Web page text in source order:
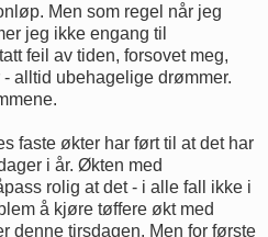
Men som regel når jeg
jeg ikke engang til
feil av tiden, forsovet meg,
alltid ubehagelige drømmer.
faste økter har ført til at det har
i år. Økten med
rolig at det - i alle fall ikke i
å kjøre tøffere økt med
denne tirsdagen. Men for første